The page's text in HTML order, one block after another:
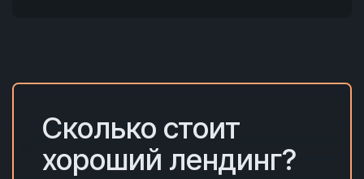
Сколько стоит
хороший лендинг?